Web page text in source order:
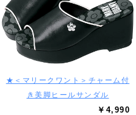
★＜マリークワント＞チャーム付
き美脚ヒールサンダル
￥4,990